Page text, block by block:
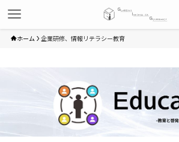
ホーム 企業研修、情報リテラシー教育